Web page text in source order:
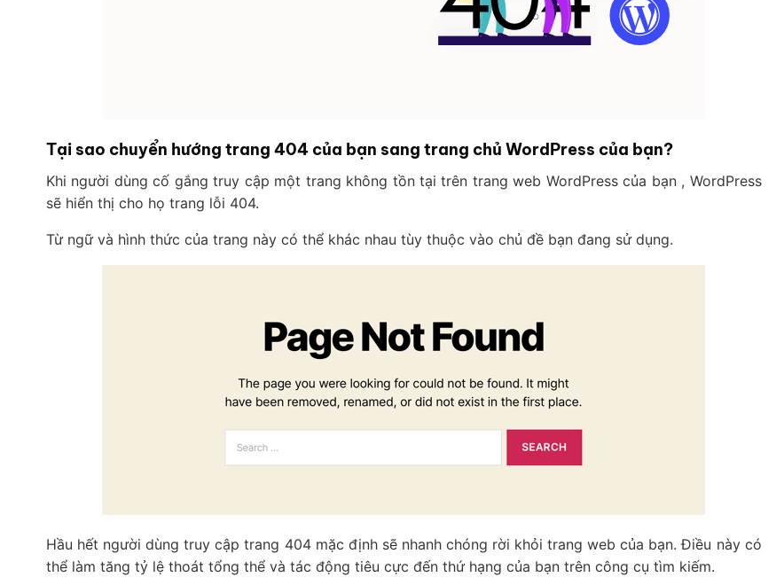
Tại sao chuyển hướng trang 404 của bạn sang trang chủ WordPress của bạn?
Khi người dùng cố gắng truy cập một trang không tồn tại trên trang web WordPress của bạn , WordPress
sẽ hiển thị cho họ trang lỗi 404.
Từ ngữ và hình thức của trang này có thể khác nhau tùy thuộc vào chủ đề bạn đang sử dụng.
Hầu hết người dùng truy cập trang 404 mặc định sẽ nhanh chóng rời khỏi trang web của bạn. Điều này có
thể làm tăng tỷ lệ thoát tổng thể và tác động tiêu cực đến thứ hạng của bạn trên công cụ tìm kiếm.